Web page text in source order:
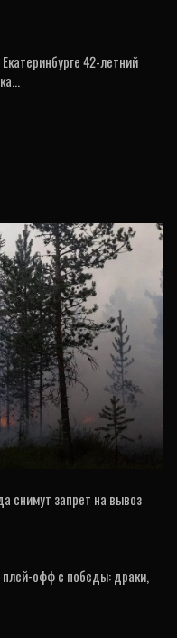
42-летний
десантники
на Ямале
снимут запрет на вывоз
офф с победы: драки,